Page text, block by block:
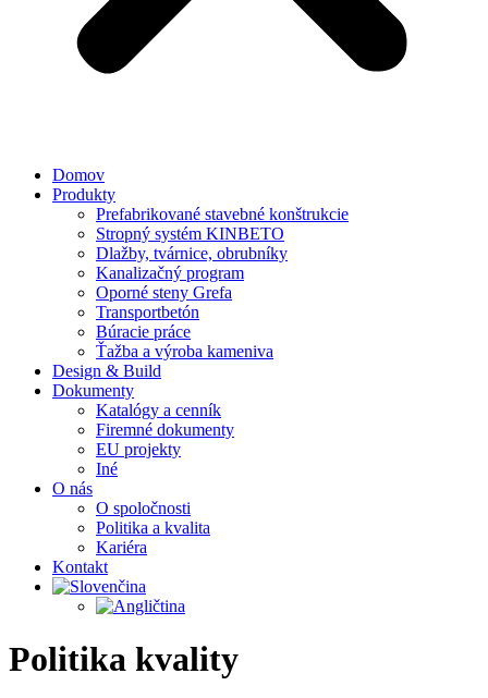
Domov
Produkty
Prefabrikované stavebné konštrukcie
Stropný systém KINBETO
Dlažby, tvárnice, obrubníky
Kanalizačný program
Oporné steny Grefa
Transportbetón
Búracie práce
Ťažba a výroba kameniva
Design & Build
Dokumenty
Katalógy a cenník
Firemné dokumenty
EU projekty
Iné
O nás
O spoločnosti
Politika a kvalita
Kariéra
Kontakt
Politika kvality